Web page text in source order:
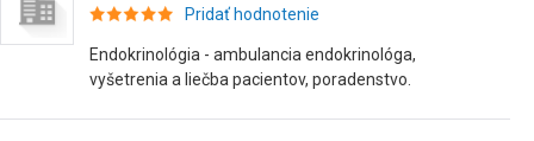
Pridať hodnotenie
Endokrinológia - ambulancia endokrinológa,
vyšetrenia a liečba pacientov, poradenstvo.